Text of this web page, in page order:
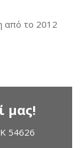
από το 2012
μας!
54626